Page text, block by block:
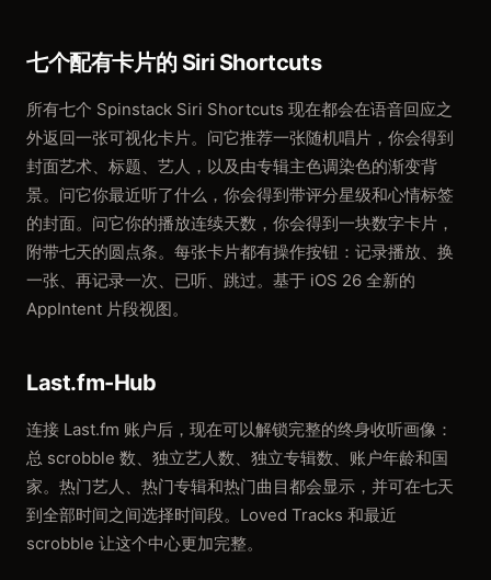
七个配有卡片的 Siri Shortcuts
所有七个 Spinstack Siri Shortcuts 现在都会在语音回应之
外返回一张可视化卡片。问它推荐一张随机唱片，你会得到
封面艺术、标题、艺人，以及由专辑主色调染色的渐变背
景。问它你最近听了什么，你会得到带评分星级和心情标签
的封面。问它你的播放连续天数，你会得到一块数字卡片，
附带七天的圆点条。每张卡片都有操作按钮：记录播放、换
一张、再记录一次、已听、跳过。基于 iOS 26 全新的
AppIntent 片段视图。
Last.fm-Hub
连接 Last.fm 账户后，现在可以解锁完整的终身收听画像：
总 scrobble 数、独立艺人数、独立专辑数、账户年龄和国
家。热门艺人、热门专辑和热门曲目都会显示，并可在七天
到全部时间之间选择时间段。Loved Tracks 和最近
scrobble 让这个中心更加完整。